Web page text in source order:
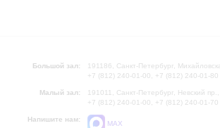
Большой зал:
191186, Санкт-Петербург,
+7 (812) 240-01-00, +7 (812) 240-01-80
Малый зал:
191011, Санкт-Петербург, Невский
+7 (812) 240-01-00, +7 (812) 240-01-70
Напишите нам:
MAX